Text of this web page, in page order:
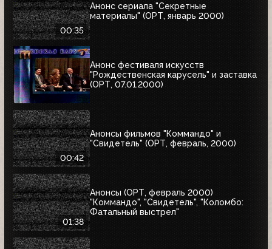
00:35
Анонс сериала "Секретные
материалы" (ОРТ, январь 2000)
Анонс фестиваля искусств
"Рождественская карусель" и заставка
(ОРТ, 07.01.2000)
00:42
Анонсы фильмов "Коммандо" и
"Свидетель" (ОРТ, февраль, 2000)
01:38
Анонсы (ОРТ, февраль 2000)
"Коммандо", "Свидетель", "Коломбо:
Фатальный выстрел"